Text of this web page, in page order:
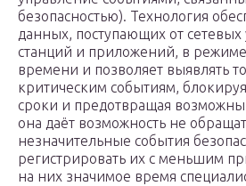
безопасностью). Технология
данных, поступающих от сетевых
станций и приложений, в
времени и позволяет выявлять
критическим событиям,
сроки и предотвращая
она даёт возможность не
незначительные события
регистрировать их с меньшим
на них значимое время